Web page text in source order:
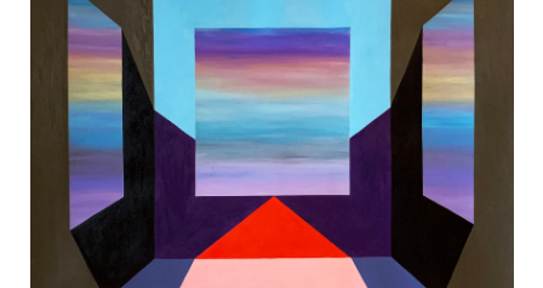
холст/масло